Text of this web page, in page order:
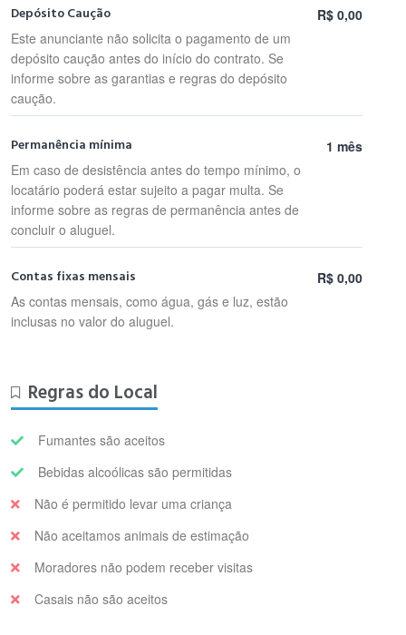
Depósito Caução
Este anunciante não solicita o pagamento de um
depósito caução antes do início do contrato. Se
informe sobre as garantias e regras do depósito
caução.
R$ 0,00
Permanência mínima
Em caso de desistência antes do tempo mínimo, o
locatário poderá estar sujeito a pagar multa. Se
informe sobre as regras de permanência antes de
concluir o aluguel.
1 mês
Contas fixas mensais
As contas mensais, como água, gás e luz, estão
inclusas no valor do aluguel.
R$ 0,00
Regras do Local
Fumantes são aceitos
Bebidas alcoólicas são permitidas
Não é permitido levar uma criança
Não aceitamos animais de estimação
Moradores não podem receber visitas
Casais não são aceitos